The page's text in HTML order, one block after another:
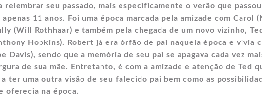
relembrar seu passado, mais especificamente o verão que passou
11 anos. Foi uma época marcada pela amizade com Carol
(Will Rothhaar) e também pela chegada de um novo vizinho,
Hopkins). Robert já era órfão de pai naquela época e vivia
Davis), sendo que a memória de seu pai se apagava cada vez
de sua mãe. Entretanto, é com a amizade e atenção de Ted
a ter uma outra visão de seu falecido pai bem como as
oferecia na época.